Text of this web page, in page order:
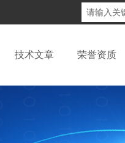
技术文章 荣誉资质